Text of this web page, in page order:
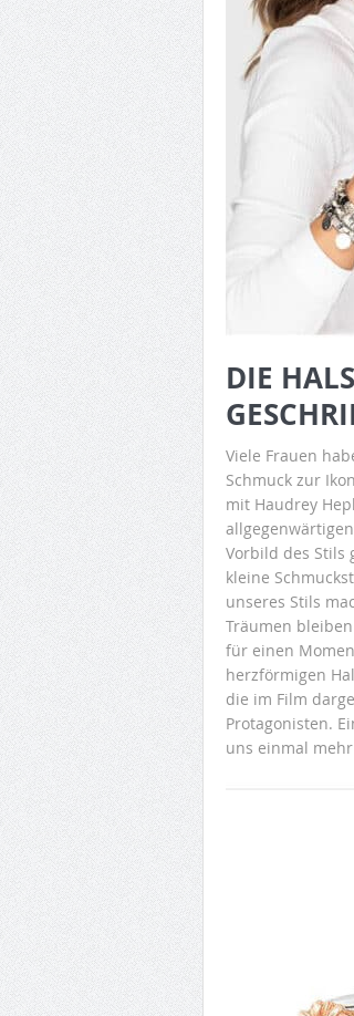
DIE
Viele Frauen
Schmuck zur
mit Haudrey
Vorbild des Stils
kleine
unseres Stils
Träumen
für einen
herzförmigen
die im Film
Protagonisten.
uns einmal